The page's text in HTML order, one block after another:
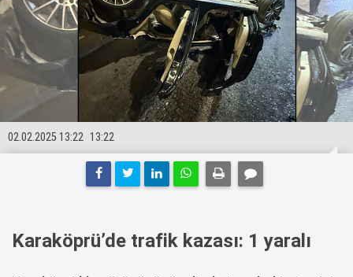
13:22
02.02.2025 13:22
Karaköprü’de trafik kazası: 1 yaralı